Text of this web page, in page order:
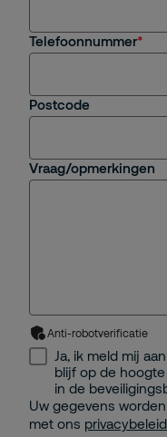
Telefoonnummer
Postcode
Vraag/opmerkingen
Anti-robotverificatie
Ja, ik meld mij
blijf op de
in de
Uw gegevens
met ons privacybeleid